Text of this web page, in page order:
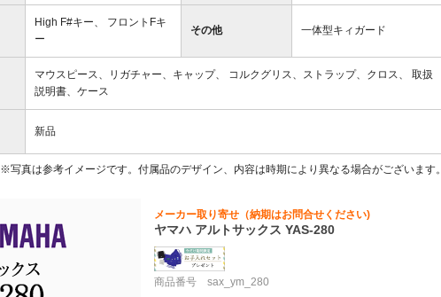
High F#キー、 フロントFキ
ー
その他 一体型キィガード
マウスピース、リガチャー、キャップ、 コルクグリス、ストラップ、クロス、 取扱
説明書、ケース
新品
※写真は参考イメージです。付属品のデザイン、内容は時期により異なる場合がございます。
メーカー取り寄せ（納期はお問合せください)
ヤマハ アルトサックス YAS-280
商品番号 sax_ym_280